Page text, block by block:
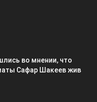
во мнении, что
Сафар Шакеев жив